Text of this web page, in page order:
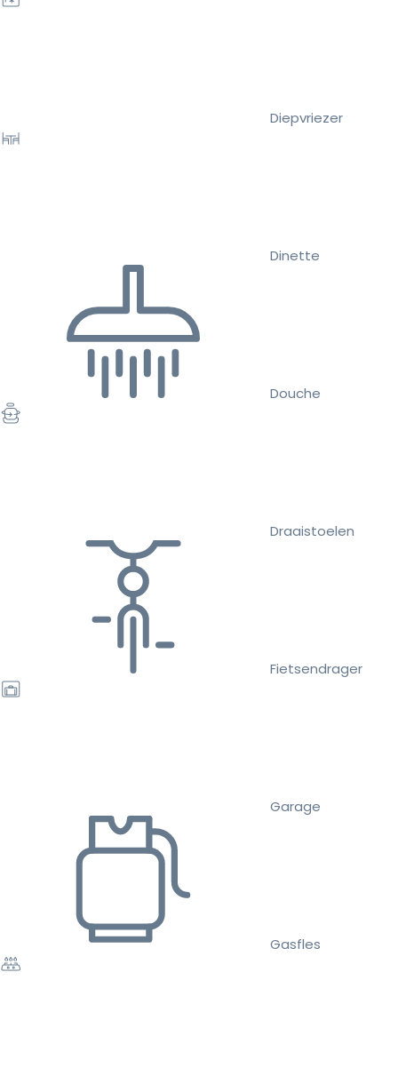
Diepvriezer
Dinette
Douche
Draaistoelen
Fietsendrager
Garage
Gasfles